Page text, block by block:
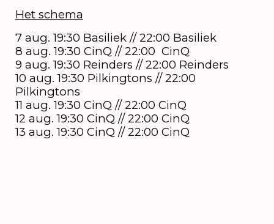
Het schema
7 aug. 19:30 Basiliek // 22:00 Basiliek
8 aug. 19:30 CinQ // 22:00 CinQ
9 aug. 19:30 Reinders // 22:00 Reinders
10 aug. 19:30 Pilkingtons // 22:00
Pilkingtons
11 aug. 19:30 CinQ // 22:00 CinQ
12 aug. 19:30 CinQ // 22:00 CinQ
13 aug. 19:30 CinQ // 22:00 CinQ